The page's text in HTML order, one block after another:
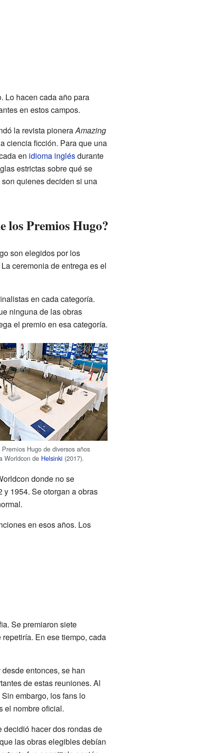
Lo hacen cada año para
en estos campos.
la revista pioneraAmazing
ciencia ficción. Para que una
en idioma inglésdurante
estrictas sobre qué se
quienes deciden si una
los Premios Hugo?
son elegidos por los
ceremonia de entrega es el
en cada categoría.
ninguna de las obras
el premio en esa categoría.
Hugo de diversos años
Worldcon de Helsinki (2017).
donde no se
1954. Se otorgan a obras
en esos años. Los
Se premiaron siete
En ese tiempo, cada
entonces, se han
de estas reuniones. Al
embargo, los fans lo
el nombre oficial.
hacer dos rondas de
las obras elegibles debían